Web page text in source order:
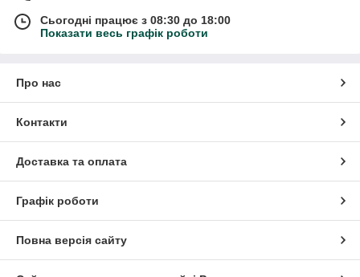
Сьогодні працює з 08:30 до 18:00
Показати весь графік роботи
Про нас
Контакти
Доставка та оплата
Графік роботи
Повна версія сайту